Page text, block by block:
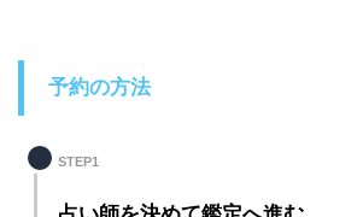
予約の方法
STEP1